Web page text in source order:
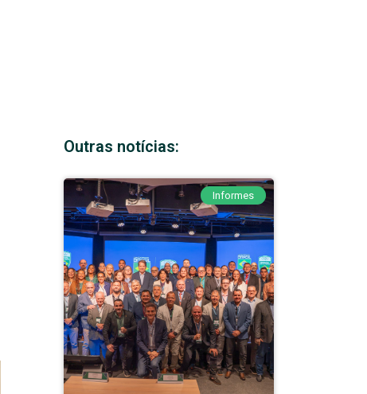
Outras notícias:
Informes